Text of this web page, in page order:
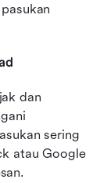
sering
atau Google